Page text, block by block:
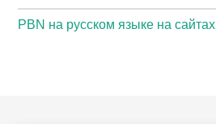
PBN на русском языке на